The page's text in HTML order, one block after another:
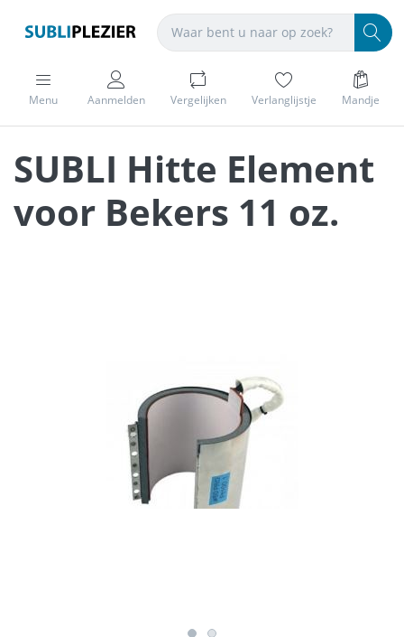
Menu Aanmelden Vergelijken Verlanglijstje Mandje
SUBLI Hitte Element
voor Bekers 11 oz.